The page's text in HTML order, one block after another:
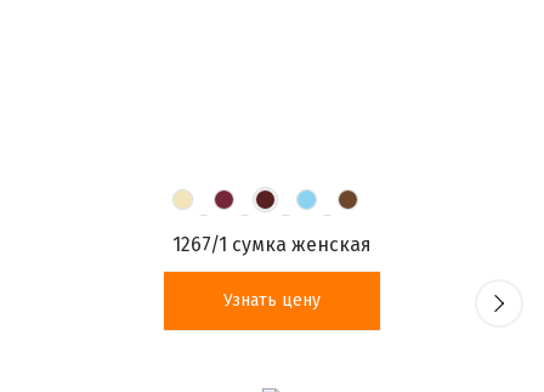
1267/1 сумка женская
Узнать цену